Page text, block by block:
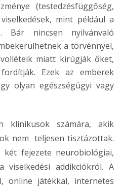
(testedzésfüggőség,
mint például a
Bár nincsen nyilvánvaló
a törvénnyel,
miatt kirúgják őket,
Ezek az emberek
olyan egészségügyi vagy
klinikusok számára, akik
nem teljesen tisztázottak.
fejezete neurobiológiai,
addikciókról. A
online játékkal, internetes